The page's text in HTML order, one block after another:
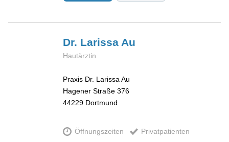
Dr. Larissa Au
Hautärztin
Praxis Dr. Larissa Au
Hagener Straße 376
44229 Dortmund
Öffnungszeiten Privatpatienten